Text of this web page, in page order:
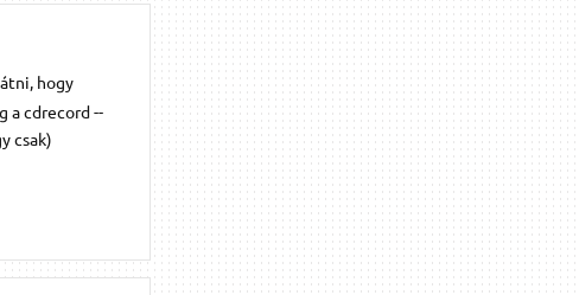
hogy
a cdrecord --
csak)